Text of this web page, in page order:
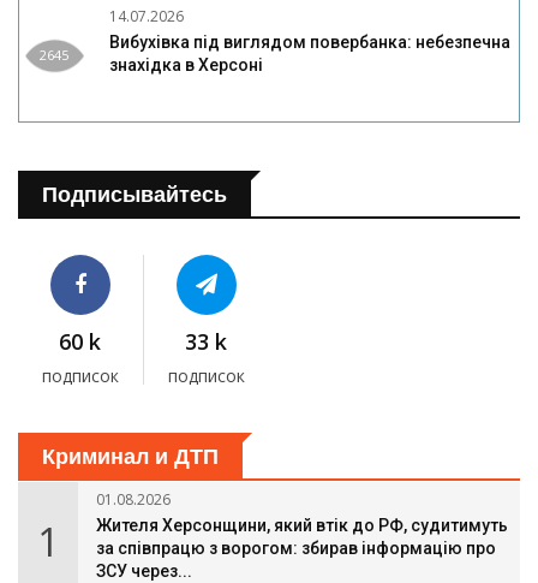
2645
14.07.2026
Вибухівка під виглядом повербанка: небезпечна
знахідка в Херсоні
Подписывайтесь
60 k
подписок
33 k
подписок
Криминал и ДТП
1
01.08.2026
Жителя Херсонщини, який втік до РФ, судитимуть
за співпрацю з ворогом: збирав інформацію про
ЗСУ через...